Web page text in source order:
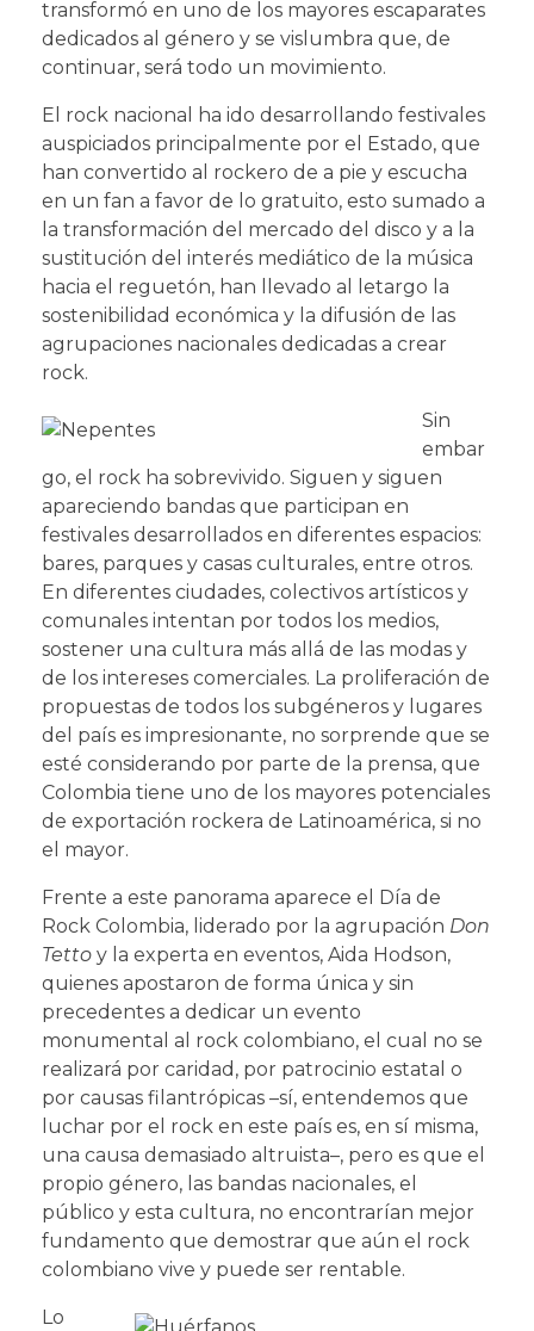
transformó en uno de los mayores escaparates
dedicados al género y se vislumbra que, de
continuar, será todo un movimiento.
El rock nacional ha ido desarrollando festivales
auspiciados principalmente por el Estado, que
han convertido al rockero de a pie y escucha
en un fan a favor de lo gratuito, esto sumado a
la transformación del mercado del disco y a la
sustitución del interés mediático de la música
hacia el reguetón, han llevado al letargo la
sostenibilidad económica y la difusión de las
agrupaciones nacionales dedicadas a crear
rock.
Sin
embar
go, el rock ha sobrevivido. Siguen y siguen
apareciendo bandas que participan en
festivales desarrollados en diferentes espacios:
bares, parques y casas culturales, entre otros.
En diferentes ciudades, colectivos artísticos y
comunales intentan por todos los medios,
sostener una cultura más allá de las modas y
de los intereses comerciales. La proliferación de
propuestas de todos los subgéneros y lugares
del país es impresionante, no sorprende que se
esté considerando por parte de la prensa, que
Colombia tiene uno de los mayores potenciales
de exportación rockera de Latinoamérica, si no
el mayor.
Frente a este panorama aparece el Día de
Rock Colombia, liderado por la agrupación Don
Tetto y la experta en eventos, Aida Hodson,
quienes apostaron de forma única y sin
precedentes a dedicar un evento
monumental al rock colombiano, el cual no se
realizará por caridad, por patrocinio estatal o
por causas filantrópicas –sí, entendemos que
luchar por el rock en este país es, en sí misma,
una causa demasiado altruista–, pero es que el
propio género, las bandas nacionales, el
público y esta cultura, no encontrarían mejor
fundamento que demostrar que aún el rock
colombiano vive y puede ser rentable.
Lo